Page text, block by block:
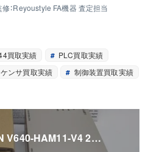
：Reyoustyle FA機器 査定担当
買取実績
PLC買取実績
ンサ買取実績 制御装置買取実績
V640-HAM11-V4 2…